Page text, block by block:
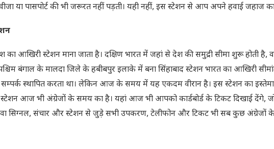
या पासपोर्ट की भी जरूरत नहीं पड़ती। यही नहीं, इस स्टेशन से आप अपने हवाई जहाज
का आखिरी स्‍टेशन माना जाता है। दक्षिण भारत में जहां से देश की समुद्री सीमा शुरू होती
बंगाल के मालदा जिले के हबीबपुर इलाके में बना सिंहाबाद स्टेशन भारत का आखिरी
स्थापित करता था। लेकिन आज के समय में यह एकदम वीरान है। इस स्टेशन का
स्टेशन आज भी अंग्रेजों के समय का है। यहां आज भी आपको कार्डबोर्ड के टिकट दिखाई देंगे,
सिग्नल, संचार और स्टेशन से जुड़े सभी उपकरण, टेलीफोन और टिकट भी सब कुछ अंग्रेजों